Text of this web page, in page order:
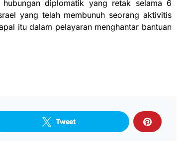
diplomatik yang retak selama 6
yang telah membunuh seorang aktivitis
itu dalam pelayaran menghantar bantuan
Tweet